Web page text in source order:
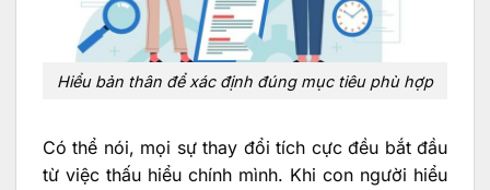
Hiểu bản thân để xác định đúng mục tiêu phù hợp
Có thể nói, mọi sự thay đổi tích cực đều bắt đầu
từ việc thấu hiểu chính mình. Khi con người hiểu